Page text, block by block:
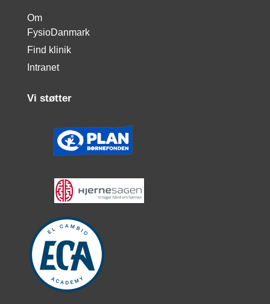
Om
FysioDanmark
Find klinik
Intranet
Vi støtter